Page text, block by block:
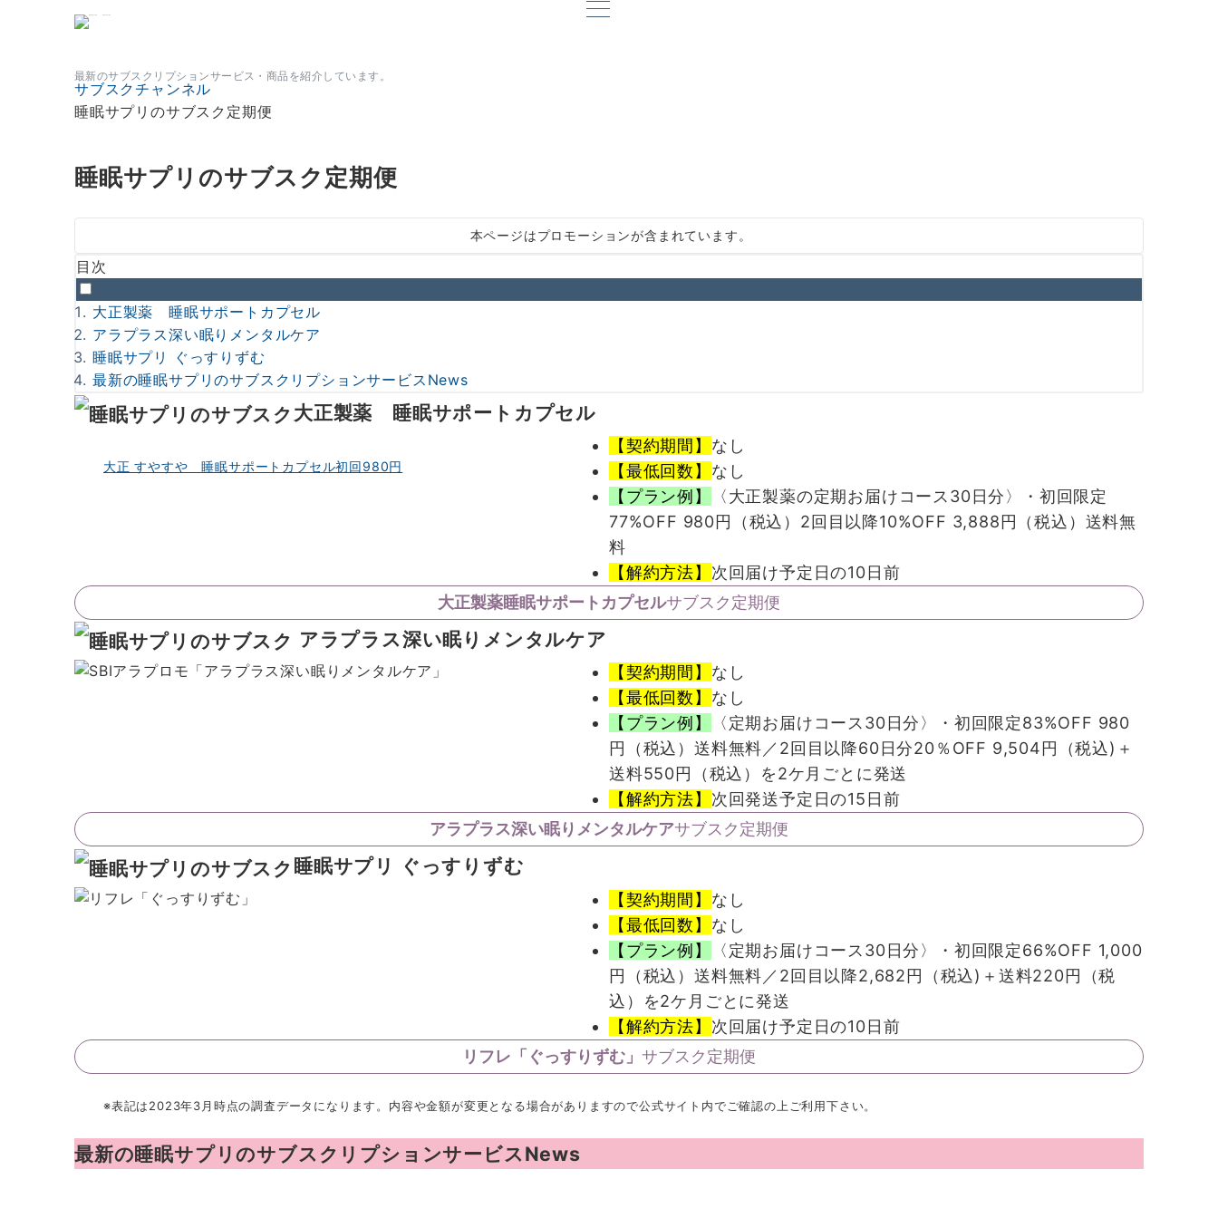
最新のサブスクリプションサービス・商品を紹介しています。
サブスクチャンネル
睡眠サプリのサブスク定期便
睡眠サプリのサブスク定期便
本ページはプロモーションが含まれています。
目次
大正製薬 睡眠サポートカプセル
アラプラス深い眠りメンタルケア
睡眠サプリ ぐっすりずむ
最新の睡眠サプリのサブスクリプションサービスNews
大正製薬 睡眠サポートカプセル
大正 すやすや 睡眠サポートカプセル初回980円
【契約期間】 なし
【最低回数】 なし
【プラン例】
〈大正製薬の定期お届けコース30日分〉・初回限定
77%OFF 980円（税込）2回目以降10%OFF 3,888円（税込）送料無
料
【解約方法】 次回届け予定日の10日前
大正製薬睡眠サポートカプセルサブスク定期便
アラプラス深い眠りメンタルケア
【契約期間】 なし
【最低回数】 なし
【プラン例】
〈定期お届けコース30日分〉・初回限定83%OFF 980
円（税込）送料無料／2回目以降60日分20％OFF 9,504円（税込)＋
送料550円（税込）を2ケ月ごとに発送
【解約方法】 次回発送予定日の15日前
アラプラス深い眠りメンタルケアサブスク定期便
睡眠サプリ ぐっすりずむ
【契約期間】 なし
【最低回数】 なし
【プラン例】
〈定期お届けコース30日分〉・初回限定66%OFF 1,000
円（税込）送料無料／2回目以降2,682円（税込)＋送料220円（税
込）を2ケ月ごとに発送
【解約方法】 次回届け予定日の10日前
リフレ「ぐっすりずむ」 サブスク定期便
※表記は2023年3月時点の調査データになります。内容や金額が変更となる場合がありますので公式サイト内でご確認の上ご利用下さい。
最新の睡眠サプリのサブスクリプションサービスNews